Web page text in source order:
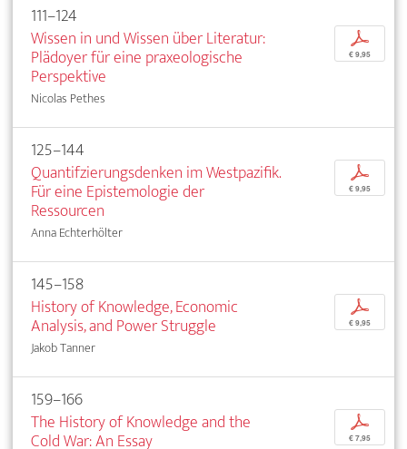
111–124
Wissen in und Wissen über Literatur:
Plädoyer für eine praxeologische
Perspektive
Nicolas Pethes
p
€ 9,95
125–144
Quantifzierungsdenken im Westpazifik.
Für eine Epistemologie der
Ressourcen
Anna Echterhölter
p
€ 9,95
145–158
History of Knowledge, Economic
Analysis, and Power Struggle
Jakob Tanner
p
€ 9,95
159–166
The History of Knowledge and the
Cold War: An Essay
p
€ 7,95